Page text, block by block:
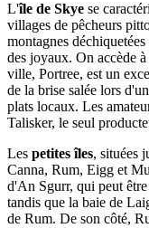
L'île de Skye se
villages de pêcheurs
montagnes
des joyaux. On accède
ville, Portree, est un
de la brise salée lors
plats locaux. Les
Talisker, le seul
Les petites îles, situées
Canna, Rum, Eigg et
d'An Sgurr, qui peut
tandis que la baie de
de Rum. De son côté,